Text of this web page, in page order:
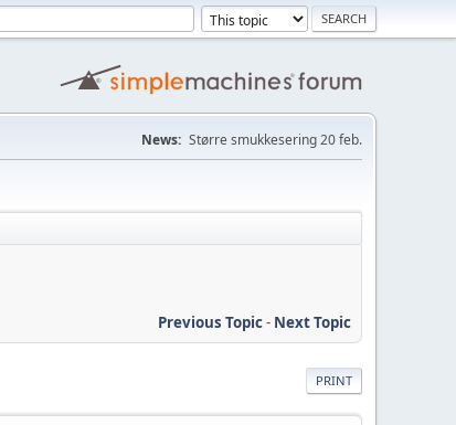
News: Større smukkesering 20 feb.
Previous Topic- Next Topic
PRINT